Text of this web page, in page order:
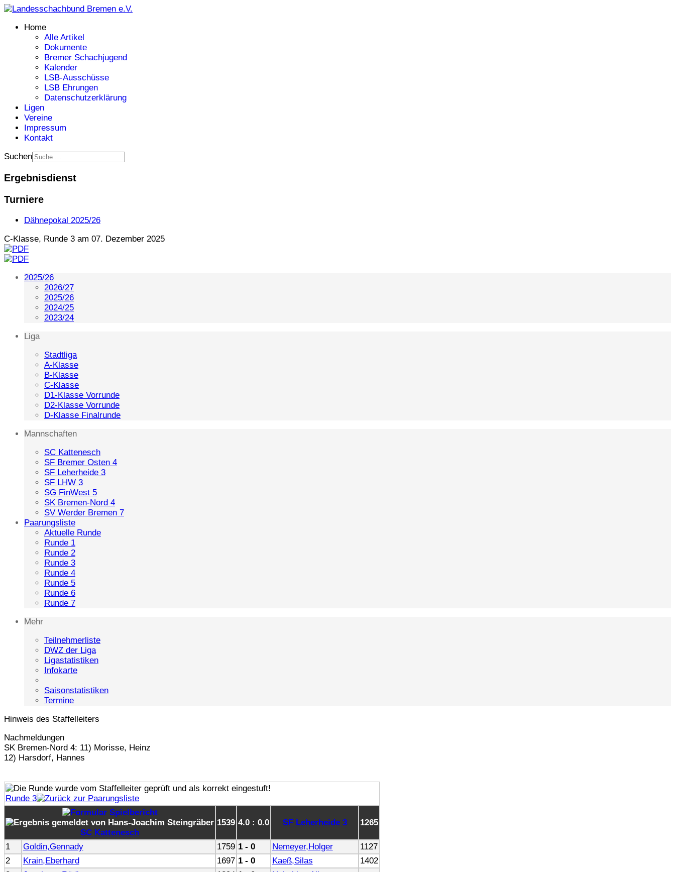
Home
Alle Artikel
Dokumente
Bremer Schachjugend
Kalender
LSB-Ausschüsse
LSB Ehrungen
Datenschutzerklärung
Ligen
Vereine
Impressum
Kontakt
Suchen
Ergebnisdienst
Turniere
Dähnepokal 2025/26
C-Klasse, Runde 3 am 07. Dezember 2025
2025/26
2026/27
2025/26
2024/25
2023/24
Liga
Stadtliga
A-Klasse
B-Klasse
C-Klasse
D1-Klasse Vorrunde
D2-Klasse Vorrunde
D-Klasse Finalrunde
Mannschaften
SC Kattenesch
SF Bremer Osten 4
SF Leherheide 3
SF LHW 3
SG FinWest 5
SK Bremen-Nord 4
SV Werder Bremen 7
Paarungsliste
Aktuelle Runde
Runde 1
Runde 2
Runde 3
Runde 4
Runde 5
Runde 6
Runde 7
Mehr
Teilnehmerliste
DWZ der Liga
Ligastatistiken
Infokarte
Saisonstatistiken
Termine
Hinweis des Staffelleiters
Nachmeldungen
SK Bremen-Nord 4: 11) Morisse, Heinz
12) Harsdorf, Hannes
Runde 3
SC Kattenesch
1539 4.0 : 0.0 SF Leherheide 3 1265
1 Goldin,Gennady 1759 1 - 0 Nemeyer,Holger
1127
2
Krain,Eberhard 1697 1 - 0 Kaeß,Silas
1402